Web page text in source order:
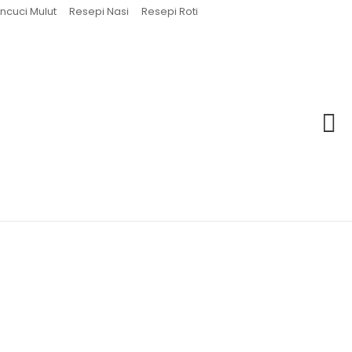
Mulut Resepi Nasi Resepi Roti